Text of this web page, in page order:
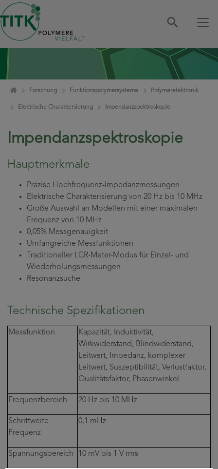
HomeForschung Funktionspolymersysteme Polymerelektronik
Elektrische Charaktersierung Impendanzspektroskopie
Impendanzspektroskopie
Hauptmerkmale
Präzise Hochfrequenz-Impedanzmessungen
Elektrische Charakterisierung von 20 Hz bis 10 MHz
Große Auswahl an Modellen mit einer maximalen
Frequenz von 10 MHz
0,05% Messgenauigkeit
Umfangreiche Messfunktionen
Traditioneller LCR-Meter-Modus für Einzel- und
Wiederholungsmessungen
Resonanzsuche
Technische Spezifikationen
Messfunktion
Kapazität, Induktivität,
Wirkwiderstand, Blindwiderstand,
Leitwert, Impedanz, komplexer
Leitwert, Suszeptibilität, Verlustfaktor,
Qualitätsfaktor, Phasenwinkel
Frequenzbereich 20 Hz bis 10 MHz
Schrittweite
Frequenz
0,1 mHz
Spannungsbereich 10 mV bis 1 V rms